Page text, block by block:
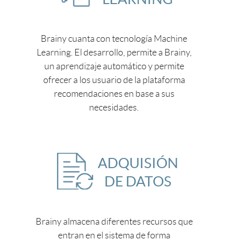
Brainy cuanta con tecnología Machine
Learning. El desarrollo, permite a Brainy,
un aprendizaje automático y permite
ofrecer a los usuario de la plataforma
recomendaciones en base a sus
necesidades.
ADQUISIÓN
DE DATOS
Brainy almacena diferentes recursos que
entran en el sistema de forma